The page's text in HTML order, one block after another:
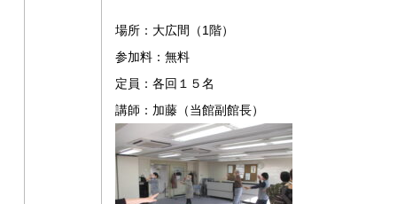
場所：大広間（1階）
参加料：無料
定員：各回１５名
講師：加藤（当館副館長）